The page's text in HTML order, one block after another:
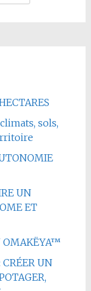
sols,
UN
ET
OMAKËYA™
UN